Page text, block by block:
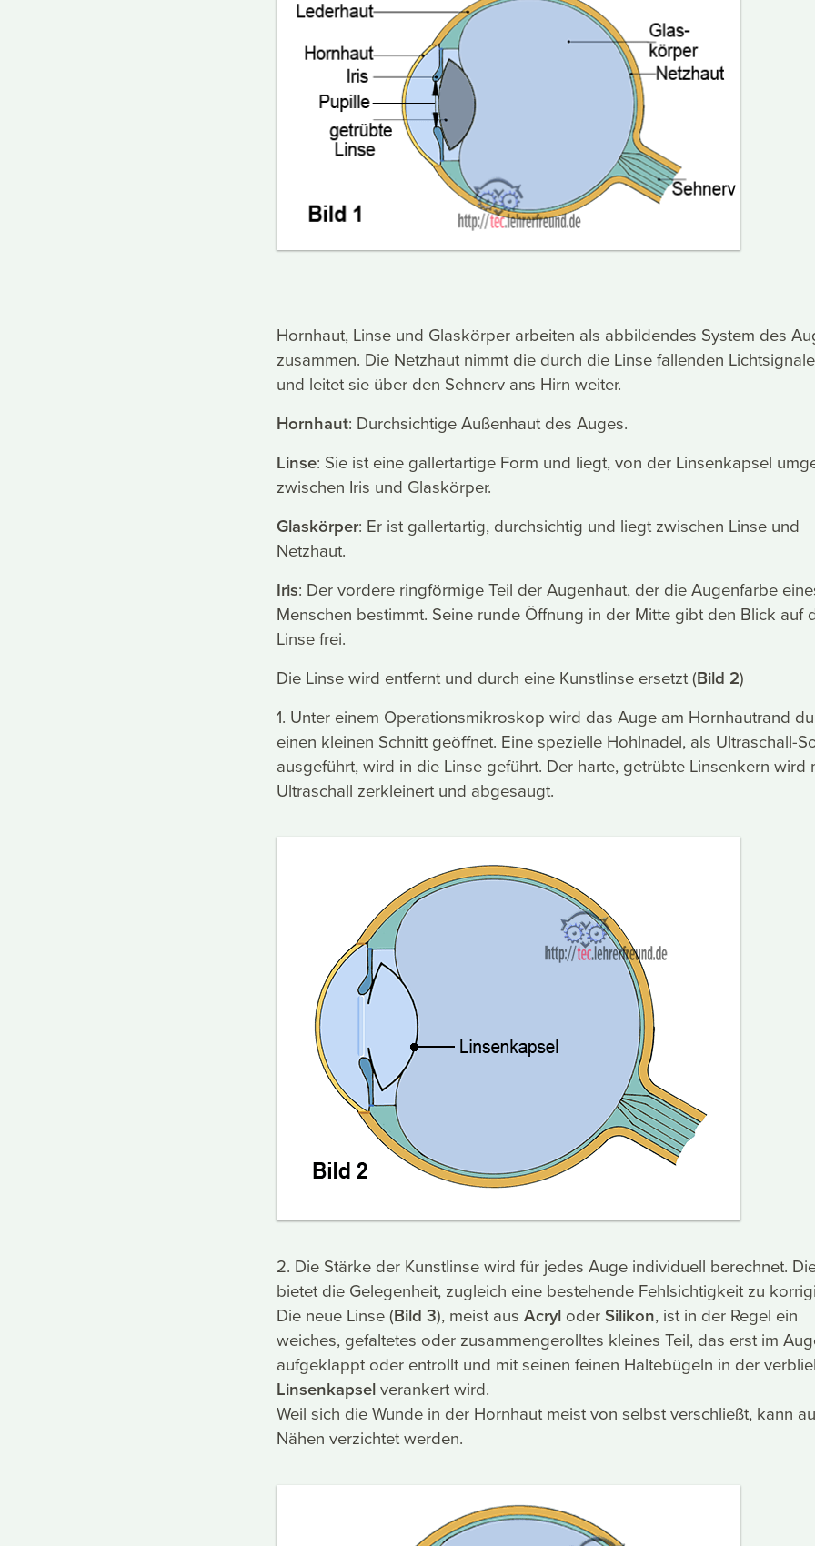
Hornhaut, Linse und Glaskörper arbeiten als abbildendes System des
zusammen. Die Netzhaut nimmt die durch die Linse fallenden
und leitet sie über den Sehnerv ans Hirn weiter.
Hornhaut: Durchsichtige Außenhaut des Auges.
Linse: Sie ist eine gallertartige Form und liegt, von der Linsenkapsel
zwischen Iris und Glaskörper.
Glaskörper: Er ist gallertartig, durchsichtig und liegt zwischen Linse und
Netzhaut.
Iris: Der vordere ringförmige Teil der Augenhaut, der die Augenfarbe
Menschen bestimmt. Seine runde Öffnung in der Mitte gibt den Blick auf
Linse frei.
Die Linse wird entfernt und durch eine Kunstlinse ersetzt (Bild 2)
1. Unter einem Operationsmikroskop wird das Auge am Hornhautrand
einen kleinen Schnitt geöffnet. Eine spezielle Hohlnadel, als Ultraschall-
ausgeführt, wird in die Linse geführt. Der harte, getrübte Linsenkern wird
Ultraschall zerkleinert und abgesaugt.
2. Die Stärke der Kunstlinse wird für jedes Auge individuell berechnet.
bietet die Gelegenheit, zugleich eine bestehende Fehlsichtigkeit zu
Die neue Linse (Bild 3), meist aus Acryl oderSilikon, ist in der Regel ein
weiches, gefaltetes oder zusammengerolltes kleines Teil, das erst im
aufgeklappt oder entrollt und mit seinen feinen Haltebügeln in der
Linsenkapselverankert wird.
Weil sich die Wunde in der Hornhaut meist von selbst verschließt, kann
Nähen verzichtet werden.